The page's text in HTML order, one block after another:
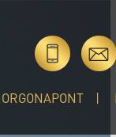
ORGONAPONT